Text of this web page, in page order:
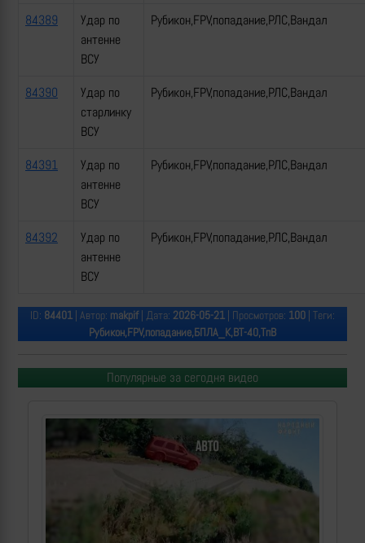
84389
Удар по
антенне
ВСУ
Рубикон,FPV,попадание,РЛС,Вандал
84390
Удар по
старлинку
ВСУ
Рубикон,FPV,попадание,РЛС,Вандал
84391
Удар по
антенне
ВСУ
Рубикон,FPV,попадание,РЛС,Вандал
84392
Удар по
антенне
ВСУ
Рубикон,FPV,попадание,РЛС,Вандал
ID: 84401 | Автор: makpif| Дата: 2026-05-21 | Просмотров: 100 | Теги:
Рубикон,FPV,попадание,БПЛА_К,ВТ-40,ТпВ
Популярные за сегодня видео